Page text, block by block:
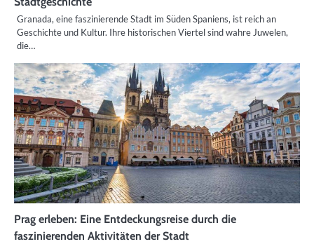
Granada, eine faszinierende Stadt im Süden Spaniens, ist reich an
Geschichte und Kultur. Ihre historischen Viertel sind wahre Juwelen,
die…
Prag erleben: Eine Entdeckungsreise durch die
faszinierenden Aktivitäten der Stadt